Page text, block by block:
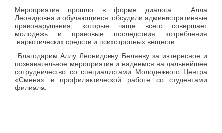
Мероприятие прошло в форме диалога. Алла
Леонидовна и обучающиеся обсудили административные
правонарушения, которые чаще всего совершает
молодежь и правовые последствия потребления
наркотических средств и психотропных веществ.
Благодарим Аллу Леонидовну Беляеву за интересное и
познавательное мероприятие и надеемся на дальнейшее
сотрудничество со специалистами Молодежного Центра
«Смена» в профилактической работе со студентами
филиала.